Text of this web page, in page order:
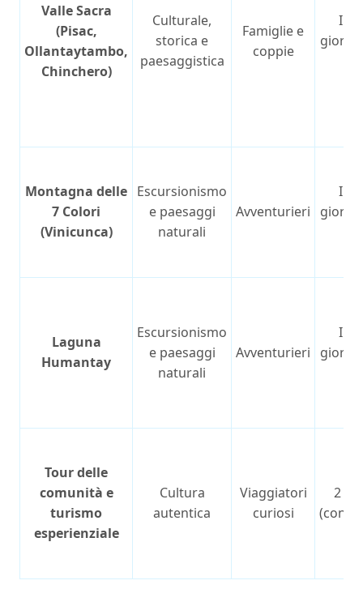
Valle Sacra
(Pisac,
Ollantaytambo,
Chinchero)
Culturale,
storica e
paesaggistica
Famiglie e
coppie
Montagna delle
7 Colori
(Vinicunca)
Escursionismo
e paesaggi
naturali
Avventurieri
Laguna
Humantay
Escursionismo
e paesaggi
naturali
Avventurieri
Tour delle
comunità e
turismo
esperienziale
Cultura
autentica
Viaggiatori
curiosi
2